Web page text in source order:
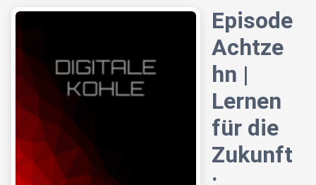
Episode
Achtze
hn |
Lernen
für die
Zukunft